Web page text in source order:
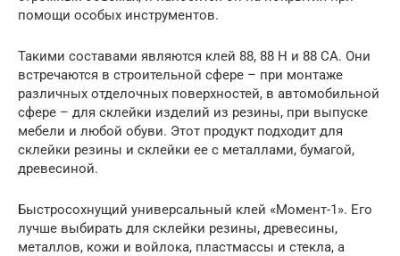
помощи особых инструментов.
Такими составами являются клей 88, 88 Н и 88 СА. Они
встречаются в строительной сфере – при монтаже
различных отделочных поверхностей, в автомобильной
сфере – для склейки изделий из резины, при выпуске
мебели и любой обуви. Этот продукт подходит для
склейки резины и склейки ее с металлами, бумагой,
древесиной.
Быстросохнущий универсальный клей «Момент-1». Его
лучше выбирать для склейки резины, древесины,
металлов, кожи и войлока, пластмассы и стекла, а